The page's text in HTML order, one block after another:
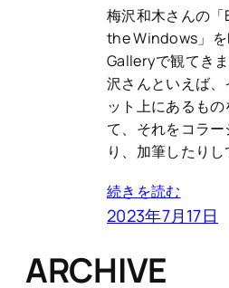
梅沢和木さんの
the Windows」
Galleryで観てき
沢さんといえば
ット上にあるも
て、それをコラー
り、加筆したり
続きを読む
2023年7月17日
ARCHIVE